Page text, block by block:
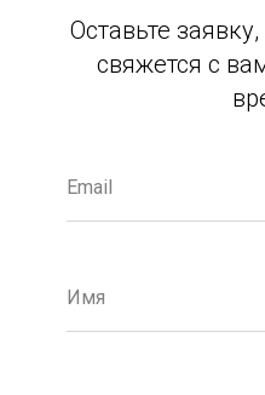
Оставьте
свяжется с